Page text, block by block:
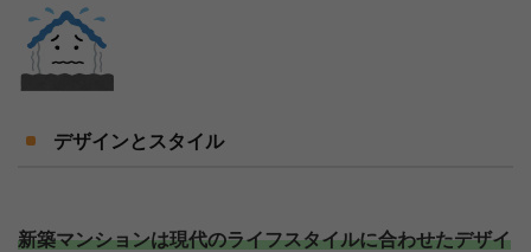
デザインとスタイル
新築マンションは現代のライフスタイルに合わせたデザイ